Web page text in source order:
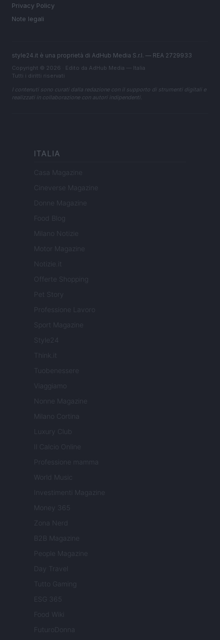
Privacy Policy
Note legali
style24.it è una proprietà di AdHub Media S.r.l. — REA 2729933
Copyright © 2026 · Edito da AdHub Media — Italia
Tutti i diritti riservati
I contenuti sono curati dalla redazione con il supporto di strumenti digitali e
realizzati in collaborazione con autori indipendenti.
ITALIA
Casa Magazine
Cineverse Magazine
Donne Magazine
Food Blog
Milano Notizie
Motor Magazine
Notizie.it
Offerte Shopping
Pet Story
Professione Lavoro
Sport Magazine
Style24
Think.it
Tuobenessere
Viaggiamo
Nonne Magazine
Milano Cortina
Luxury Club
Il Calcio Online
Professione mamma
World Music
Investimenti Magazine
Money 365
Zona Nerd
B2B Magazine
People Magazine
Day Travel
Tutto Gaming
ESG 365
Food Wiki
FuturoDonna